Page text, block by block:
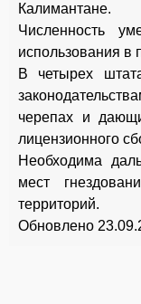
Калимантане.
Численность
использования в
В четырех
черепах и
лицензионного
Необходима
мест
территорий.
Обновлено